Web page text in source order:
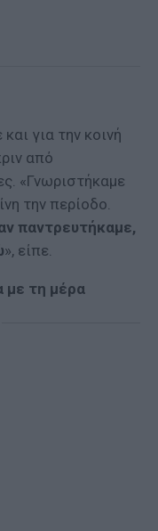
και για την κοινή
από
«Γνωριστήκαμε
την περίοδο.
παντρευτήκαμε,
», είπε.
με τη μέρα